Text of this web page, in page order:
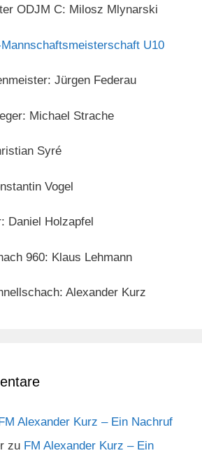
ODJM C: Milosz Mlynarski
U10
Jürgen Federau
Michael Strache
Syré
Vogel
Daniel Holzapfel
960: Klaus Lehmann
Alexander Kurz
Alexander Kurz – Ein Nachruf
zu FM Alexander Kurz – Ein